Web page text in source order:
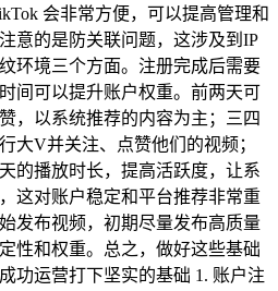
会非常方便，可以提高管理和
意的是防关联问题，这涉及到IP
环境三个方面。注册完成后需要
间可以提升账户权重。前两天可
，以系统推荐的内容为主；三四
大V并关注、点赞他们的视频；
的播放时长，提高活跃度，让系
这对账户稳定和平台推荐非常重
发布视频，初期尽量发布高质量
性和权重。总之，做好这些基础
功运营打下坚实的基础 1. 账户注